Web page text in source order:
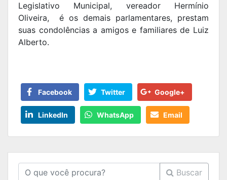
Legislativo Municipal, vereador Hermínio
Oliveira, é os demais parlamentares, prestam
suas condolências a amigos e familiares de Luiz
Alberto.
Facebook Twitter Google+
LinkedIn WhatsApp Email
Buscar